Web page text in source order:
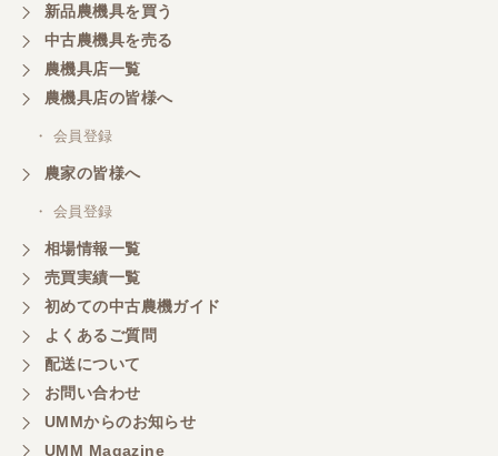
三重県／山本
共立シュレッターを受け取りました。 状態は問題な
く、エンジンも調子がよさそうです。 ありがとうご
ざいました。
三重県／
嫌な顔をせずに一生懸命頑張ってくれる中山さんに
感謝しています。ここで3台買いましたが、これから
もよろしくお願いしたいです。
三重県／
初めてコンバインを買いに行ったのですが、とても
明るい方に担当していただき細かく説明して下さっ
てとても嬉しかったです。
新品農機具を買う
中古農機具を売る
農機具店一覧
農機具店の皆様へ
・ 会員登録
農家の皆様へ
・ 会員登録
相場情報一覧
売買実績一覧
初めての中古農機ガイド
よくあるご質問
配送について
お問い合わせ
UMMからのお知らせ
UMM Magazine